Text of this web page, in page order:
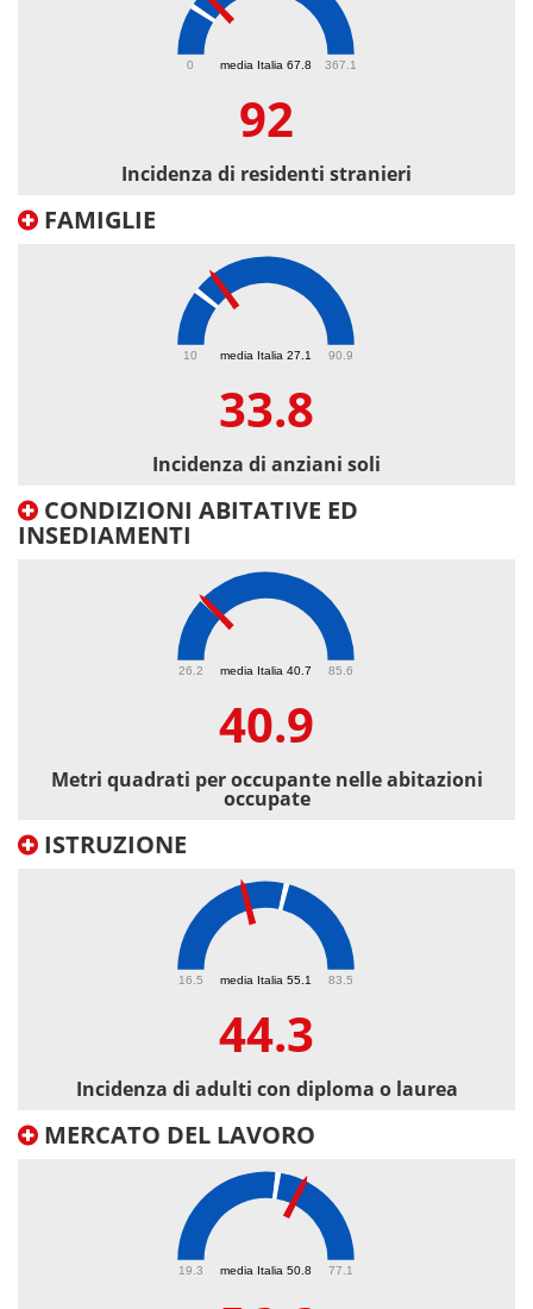
media Italia 67.8
0 367.1
92
Incidenza di residenti stranieri
FAMIGLIE
media Italia 27.1
10 90.9
33.8
Incidenza di anziani soli
CONDIZIONI ABITATIVE ED
INSEDIAMENTI
media Italia 40.7
26.2 85.6
40.9
Metri quadrati per occupante nelle abitazioni
occupate
ISTRUZIONE
media Italia 55.1
16.5 83.5
44.3
Incidenza di adulti con diploma o laurea
MERCATO DEL LAVORO
media Italia 50.8
19.3 77.1